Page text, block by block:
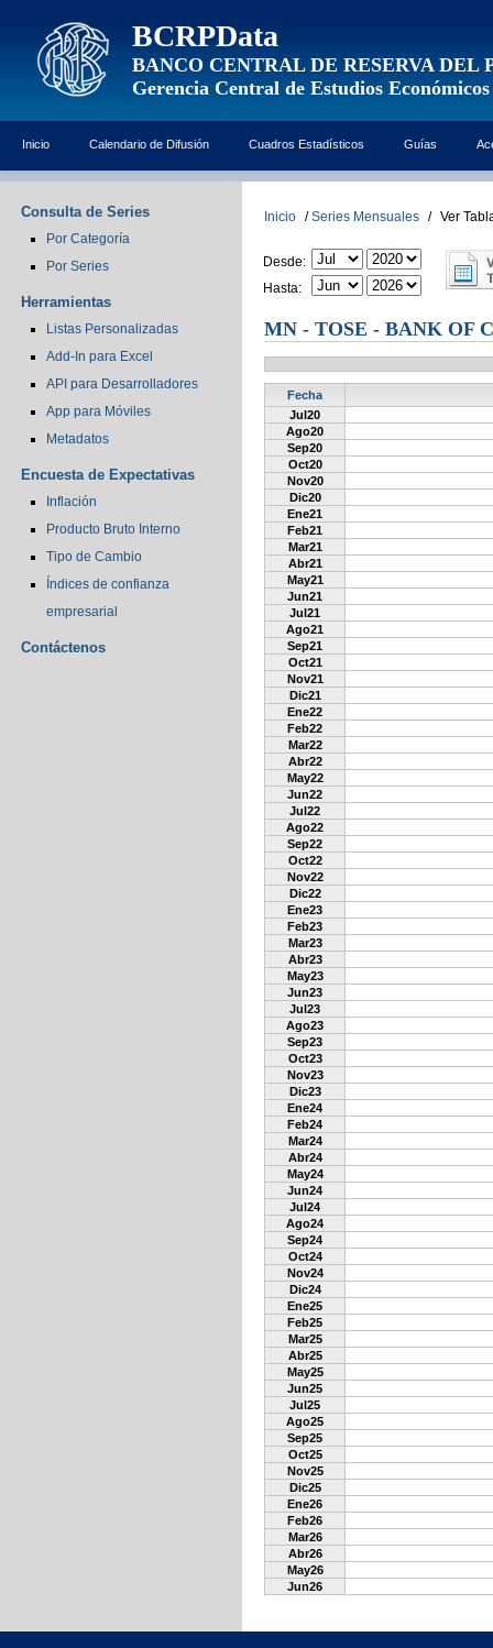
BCRPData
BANCO CENTRAL DE RESERVA DEL
Gerencia Central de Estudios Económicos
Inicio Calendario de Difusión Cuadros Estadísticos Guías
Consulta de Series
Por Categoría
Por Series
Herramientas
Listas Personalizadas
Add-In para Excel
API para Desarrolladores
App para Móviles
Metadatos
Encuesta de Expectativas
Inflación
Producto Bruto Interno
Tipo de Cambio
Índices de confianza
empresarial
Contáctenos
Inicio / Series Mensuales / Ver
Desde:
Hasta:
MN - TOSE - BANK OF
Fecha
Jul20
Ago20
Sep20
Oct20
Nov20
Dic20
Ene21
Feb21
Mar21
Abr21
May21
Jun21
Jul21
Ago21
Sep21
Oct21
Nov21
Dic21
Ene22
Feb22
Mar22
Abr22
May22
Jun22
Jul22
Ago22
Sep22
Oct22
Nov22
Dic22
Ene23
Feb23
Mar23
Abr23
May23
Jun23
Jul23
Ago23
Sep23
Oct23
Nov23
Dic23
Ene24
Feb24
Mar24
Abr24
May24
Jun24
Jul24
Ago24
Sep24
Oct24
Nov24
Dic24
Ene25
Feb25
Mar25
Abr25
May25
Jun25
Jul25
Ago25
Sep25
Oct25
Nov25
Dic25
Ene26
Feb26
Mar26
Abr26
May26
Jun26